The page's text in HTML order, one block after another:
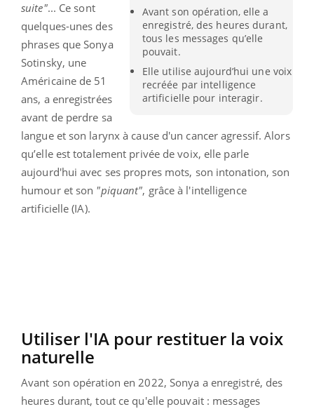
Avant son opération, elle a
enregistré, des heures durant,
tous les messages qu’elle
pouvait.
Elle utilise aujourd’hui une voix
recréée par intelligence
artificielle pour interagir.
suite"... Ce sont
quelques-unes des
phrases que Sonya
Sotinsky, une
Américaine de 51
ans, a enregistrées
avant de perdre sa
langue et son larynx à cause d'un cancer agressif. Alors
qu’elle est totalement privée de voix, elle parle
aujourd'hui avec ses propres mots, son intonation, son
humour et son "piquant", grâce à l'intelligence
artificielle (IA).
Utiliser l'IA pour restituer la voix
naturelle
Avant son opération en 2022, Sonya a enregistré, des
heures durant, tout ce qu'elle pouvait : messages